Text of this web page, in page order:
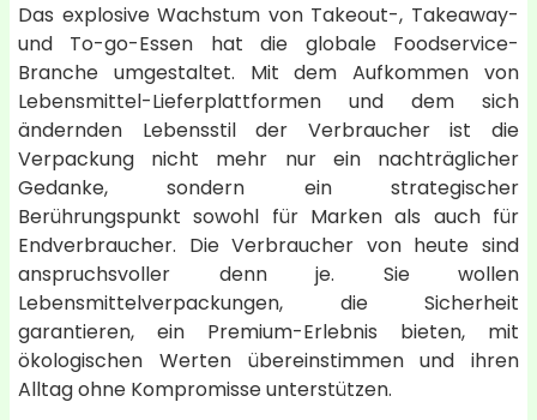
Das explosive Wachstum von Takeout-, Takeaway-
und To-go-Essen hat die globale Foodservice-
Branche umgestaltet. Mit dem Aufkommen von
Lebensmittel-Lieferplattformen und dem sich
ändernden Lebensstil der Verbraucher ist die
Verpackung nicht mehr nur ein nachträglicher
Gedanke, sondern ein strategischer
Berührungspunkt sowohl für Marken als auch für
Endverbraucher. Die Verbraucher von heute sind
anspruchsvoller denn je. Sie wollen
Lebensmittelverpackungen, die Sicherheit
garantieren, ein Premium-Erlebnis bieten, mit
ökologischen Werten übereinstimmen und ihren
Alltag ohne Kompromisse unterstützen.